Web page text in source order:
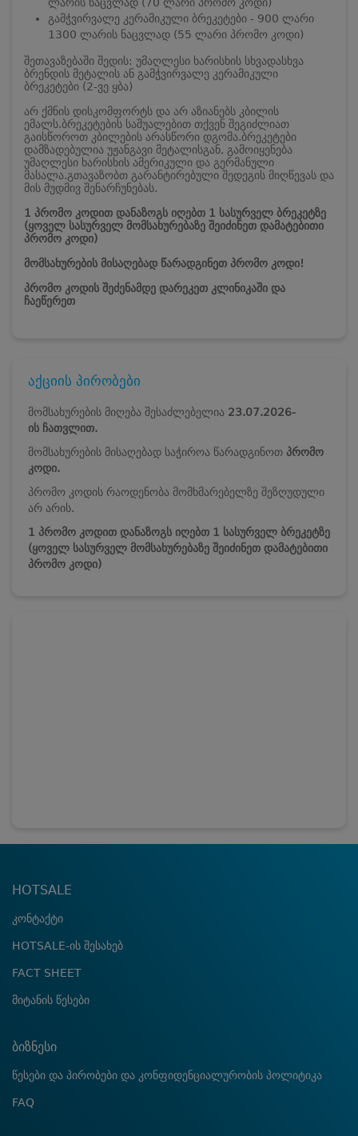
გამჭვირვალე კერამიკული ბრეკეტები - 900 ლარი
1300 ლარის ნაცვლად (55 ლარი პრომო კოდი)
შეთავაზებაში შედის: უმაღლესი ხარისხის სხვადასხვა
ბრენდის მეტალის ან გამჭვირვალე კერამიკული
ბრეკეტები (2-ვე ყბა)
არ ქმნის დისკომფორტს და არ აზიანებს კბილის
ემალს.ბრეკეტების საშუალებით თქვენ შეგიძლიათ
გაისწოროთ კბილების არასწორი დგომა.ბრეკეტები
დამზადებულია უჟანგავი მეტალისგან, გამოიყენება
უმაღლესი ხარისხის ამერიკული და გერმანული
მასალა.გთავაზობთ გარანტირებული შედეგის მიღწევას და
მის მუდმივ შენარჩუნებას.
1 პრომო კოდით დანაზოგს იღებთ 1 სასურველ ბრეკეტზე
(ყოველ სასურველ მომსახურებაზე შეიძინეთ დამატებითი
პრომო კოდი)
მომსახურების მისაღებად წარადგინეთ პრომო კოდი!
პრომო კოდის შეძენამდე დარეკეთ კლინიკაში და
ჩაეწერეთ
აქციის პირობები
მომსახურების მიღება შესაძლებელია 23.07.2026-
ის ჩათვლით.
მომსახურების მისაღებად საჭიროა წარადგინოთ პრომო
კოდი.
პრომო კოდის რაოდენობა მომხმარებელზე შეზღუდული
არ არის.
1 პრომო კოდით დანაზოგს იღებთ 1 სასურველ ბრეკეტზე
(ყოველ სასურველ მომსახურებაზე შეიძინეთ დამატებითი
პრომო კოდი)
HOTSALE
კონტაქტი
HOTSALE-ის შესახებ
FACT SHEET
მიტანის წესები
ბიზნესი
წესები და პირობები და კონფიდენციალურობის პოლიტიკა
FAQ